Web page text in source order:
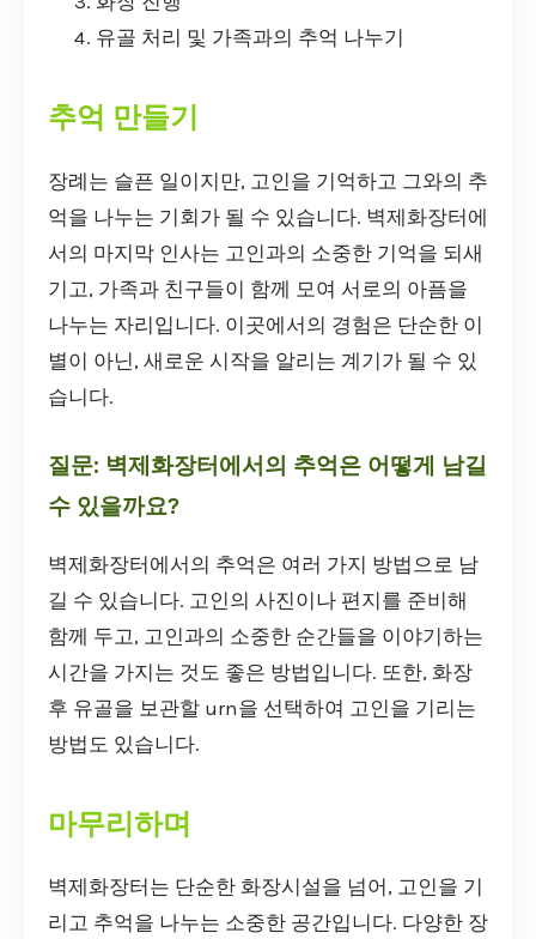
유골 처리 및 가족과의 추억 나누기
추억 만들기
장례는 슬픈 일이지만, 고인을 기억하고 그와의 추
억을 나누는 기회가 될 수 있습니다. 벽제화장터에
서의 마지막 인사는 고인과의 소중한 기억을 되새
기고, 가족과 친구들이 함께 모여 서로의 아픔을
나누는 자리입니다. 이곳에서의 경험은 단순한 이
별이 아닌, 새로운 시작을 알리는 계기가 될 수 있
습니다.
질문: 벽제화장터에서의 추억은 어떻게 남길
수 있을까요?
벽제화장터에서의 추억은 여러 가지 방법으로 남
길 수 있습니다. 고인의 사진이나 편지를 준비해
함께 두고, 고인과의 소중한 순간들을 이야기하는
시간을 가지는 것도 좋은 방법입니다. 또한, 화장
후 유골을 보관할 urn을 선택하여 고인을 기리는
방법도 있습니다.
마무리하며
벽제화장터는 단순한 화장시설을 넘어, 고인을 기
리고 추억을 나누는 소중한 공간입니다. 다양한 장